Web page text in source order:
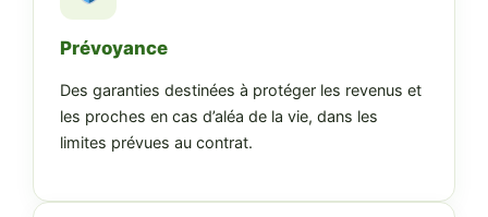
Prévoyance
Des garanties destinées à protéger les revenus et
les proches en cas d’aléa de la vie, dans les
limites prévues au contrat.